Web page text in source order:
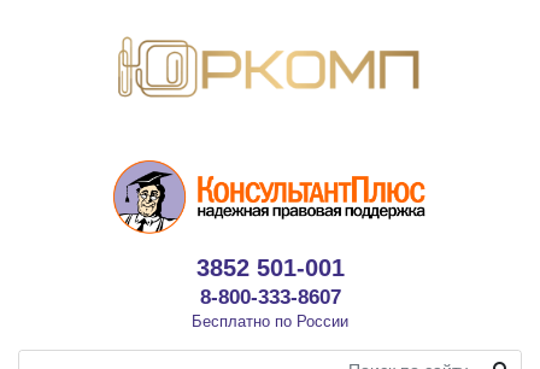
3852 501-001
8-800-333-8607
Бесплатно по России